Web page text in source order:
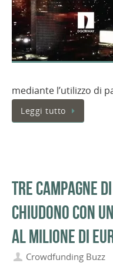
mediante l’utilizzo di
Leggi tutto
Tre campagne
chiudono con
al milione di
Crowdfunding Buzz